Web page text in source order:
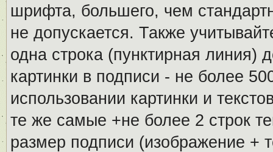
шрифта, большего, чем
не допускается. Также
одна строка (пунктирная линия)
картинки в подписи - не более
использовании картинки и
те же самые +не более 2 строк
размер подписи (изображение +